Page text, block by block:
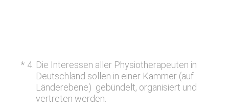
* 4. Die Interessen aller Physiotherapeuten in
Deutschland sollen in einer Kammer (auf
Länderebene) gebündelt, organisiert und
vertreten werden.
(Erforderlich.)